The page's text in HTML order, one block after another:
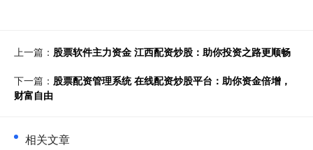
上一篇： 股票软件主力资金 江西配资炒股：助你投资之路更顺畅
下一篇： 股票配资管理系统 在线配资炒股平台：助你资金倍增，
财富自由
相关文章